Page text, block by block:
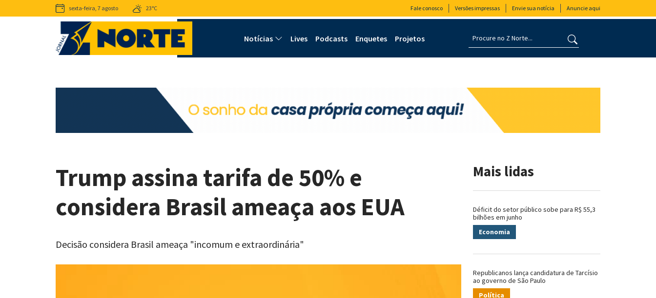
sexta-feira, 7 agosto 23°C Fale conosco Versões impressas Envie sua notícia Anuncie aqui
Notícias Lives Podcasts Enquetes Projetos
Trump assina tarifa de 50% e
considera Brasil ameaça aos EUA
Decisão considera Brasil ameaça "incomum e extraordinária"
Mais lidas
Déficit do setor público sobe para R$ 55,3
bilhões em junho
Economia
Republicanos lança candidatura de Tarcísio
ao governo de São Paulo
Política